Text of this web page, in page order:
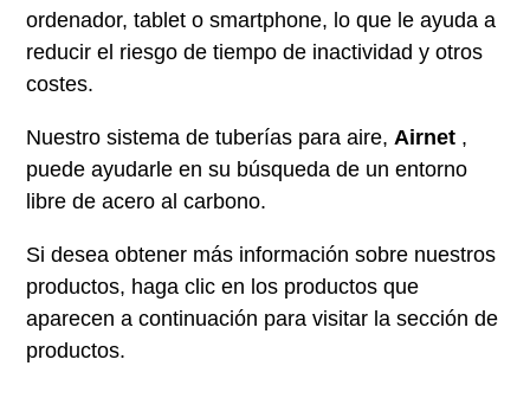
ordenador, tablet o smartphone, lo que le ayuda a
reducir el riesgo de tiempo de inactividad y otros
costes.
Nuestro sistema de tuberías para aire, Airnet,
puede ayudarle en su búsqueda de un entorno
libre de acero al carbono.
Si desea obtener más información sobre nuestros
productos, haga clic en los productos que
aparecen a continuación para visitar la sección de
productos.